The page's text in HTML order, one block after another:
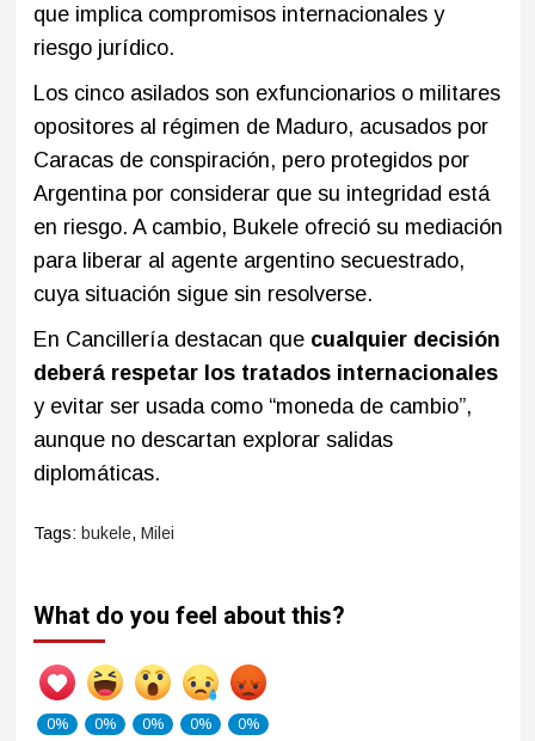
que implica compromisos internacionales y
riesgo jurídico.
Los cinco asilados son exfuncionarios o militares
opositores al régimen de Maduro, acusados por
Caracas de conspiración, pero protegidos por
Argentina por considerar que su integridad está
en riesgo. A cambio, Bukele ofreció su mediación
para liberar al agente argentino secuestrado,
cuya situación sigue sin resolverse.
En Cancillería destacan que cualquier decisión
deberá respetar los tratados internacionales
y evitar ser usada como “moneda de cambio”,
aunque no descartan explorar salidas
diplomáticas.
Tags: bukele, Milei
What do you feel about this?
0%
0%
0%
0%
0%